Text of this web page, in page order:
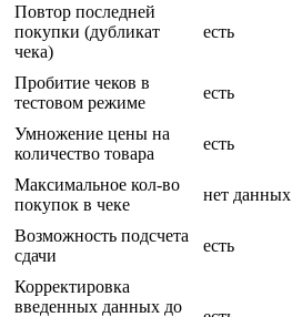
Повтор последней
покупки (дубликат
чека)
есть
Пробитие чеков в
тестовом режиме
есть
Умножение цены на
количество товара
есть
Максимальное кол-во
покупок в чеке
нет данных
Возможность подсчета
сдачи
есть
Корректировка
введенных данных до